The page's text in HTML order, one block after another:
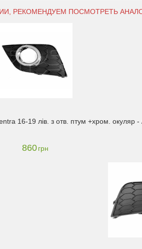
РЕКОМЕНДУЕМ ПОСМОТРЕТЬ
16-19 лів. з отв. птум +хром. окуляр -
860 грн